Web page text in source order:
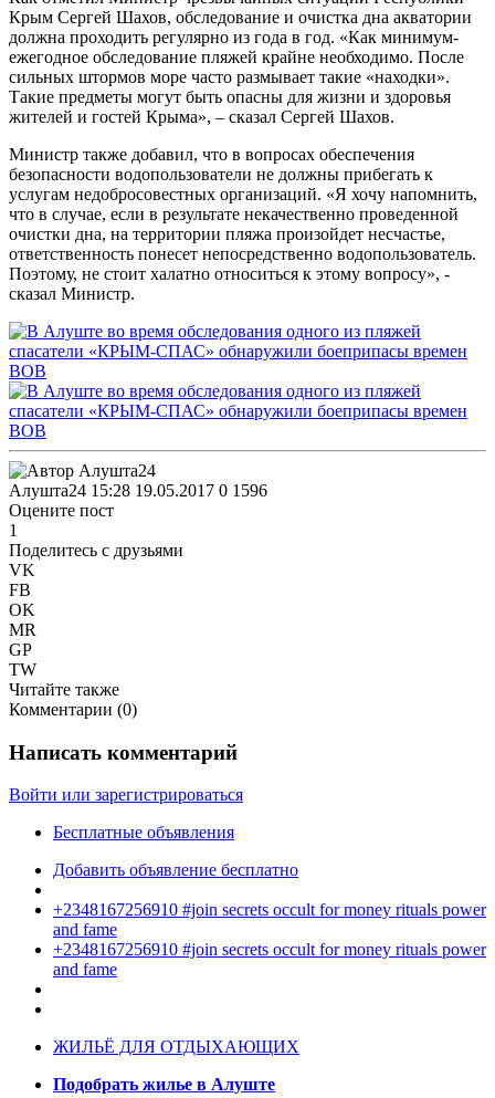
Крым Сергей Шахов, обследование и очистка дна акватории
должна проходить регулярно из года в год. «Как минимум-
ежегодное обследование пляжей крайне необходимо. После
сильных штормов море часто размывает такие «находки».
Такие предметы могут быть опасны для жизни и здоровья
жителей и гостей Крыма», – сказал Сергей Шахов.
Министр также добавил, что в вопросах обеспечения
безопасности водопользователи не должны прибегать к
услугам недобросовестных организаций. «Я хочу напомнить,
что в случае, если в результате некачественно проведенной
очистки дна, на территории пляжа произойдет несчастье,
ответственность понесет непосредственно водопользователь.
Поэтому, не стоит халатно относиться к этому вопросу», -
сказал Министр.
Алушта24 15:28 19.05.2017 0 1596
Оцените пост
1
Поделитесь с друзьями
VK
FB
OK
MR
GP
TW
Читайте также
Комментарии (0)
Написать комментарий
Войти или зарегистрироваться
Бесплатные объявления
Добавить объявление бесплатно
+2348167256910 #join secrets occult for money rituals power
and fame
+2348167256910 #join secrets occult for money rituals power
and fame
ЖИЛЬЁ ДЛЯ ОТДЫХАЮЩИХ
Подобрать жилье в Алуште